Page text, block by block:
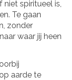
spiritueel is,
Te gaan
zonder
waar jij heen
aarde te